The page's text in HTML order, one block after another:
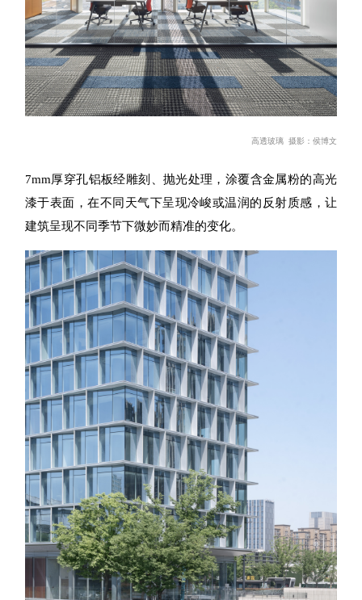
高透玻璃 摄影 ：侯博文
7mm厚穿孔铝板经雕刻、抛光处理，涂覆含金属粉的高光
漆于表面，在不同天气下呈现冷峻或温润的反射质感，让
建筑呈现不同季节下微妙而精准的变化。